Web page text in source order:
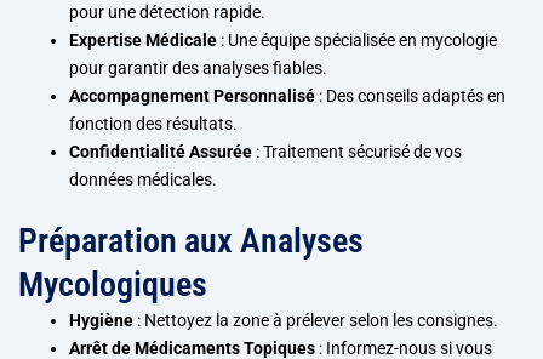
pour une détection rapide.
Expertise Médicale : Une équipe spécialisée en mycologie
pour garantir des analyses fiables.
Accompagnement Personnalisé : Des conseils adaptés en
fonction des résultats.
Confidentialité Assurée : Traitement sécurisé de vos
données médicales.
Préparation aux Analyses
Mycologiques
Hygiène : Nettoyez la zone à prélever selon les consignes.
Arrêt de Médicaments Topiques : Informez-nous si vous